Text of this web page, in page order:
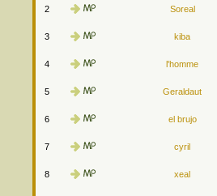
2 Soreal
3 kiba
4 l'homme
5 Geraldaut
6 el brujo
7 cyril
8 xeal